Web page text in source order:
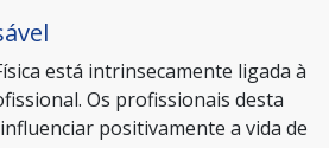
está intrinsecamente ligada à
Os profissionais desta
positivamente a vida de